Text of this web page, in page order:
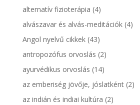
alternatív fizioterápia (4)
alvászavar és alvás-meditációk(4)
Angol nyelvű cikkek(43)
antropozófus orvoslás (2)
ayurvédikus orvoslás (14)
az emberiség jövője, jóslatként(2)
az indián és indiai kultúra (2)